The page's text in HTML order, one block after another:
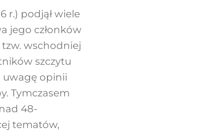
r.) podjął wiele
jego członków
wschodniej
szczytu
uwagę opinii
Tymczasem
48-
tematów,